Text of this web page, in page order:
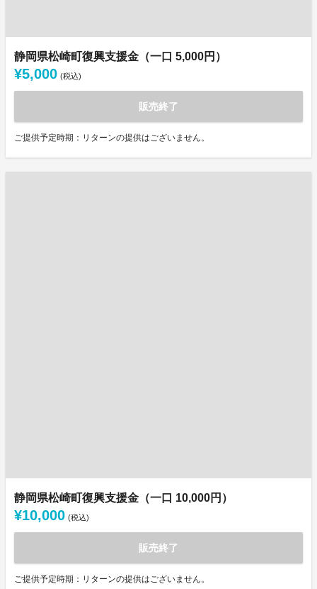
静岡県松崎町復興支援金（一口 5,000円）
¥5,000 (税込)
販売終了
ご提供予定時期：リターンの提供はございません。
静岡県松崎町復興支援金（一口 10,000円）
¥10,000 (税込)
販売終了
ご提供予定時期：リターンの提供はございません。